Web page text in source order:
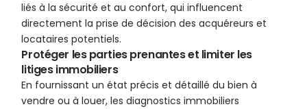
liés à la sécurité et au confort, qui influencent
directement la prise de décision des acquéreurs et
locataires potentiels.
Protéger les parties prenantes et limiter les
litiges immobiliers
En fournissant un état précis et détaillé du bien à
vendre ou à louer, les diagnostics immobiliers